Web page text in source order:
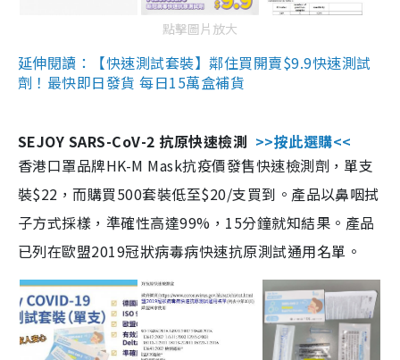
點擊圖片放大
延伸閱讀：【快速測試套裝】鄰住買開賣$9.9快速測試
劑！最快即日發貨 每日15萬盒補貨
SEJOY SARS-CoV-2 抗原快速檢測 >>按此選購<<
香港口罩品牌HK-M Mask抗疫價發售快速檢測劑，單支
裝$22，而購買500套裝低至$20/支買到。產品以鼻咽拭
子方式採樣，準確性高達99%，15分鐘就知結果。產品
已列在歐盟2019冠狀病毒病快速抗原測試通用名單。